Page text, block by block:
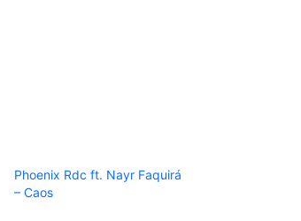
Phoenix Rdc ft. Nayr Faquirá
– Caos